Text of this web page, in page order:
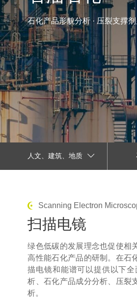
石化产品形貌分析 · 压裂支撑
人文、建筑、地质
Scanning Electron
扫描电镜
绿色低碳的发展理念也促使相
高性能石化产品的研制。在石
描电镜和能谱可以提供以下
析、石化产品成分分析、压裂
析。